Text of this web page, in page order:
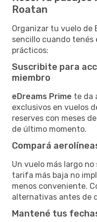
Roatan
Organizar tu vuelo de
sencillo cuando
prácticos:
Suscribite para
miembro
eDreams Prime te da
exclusivos en vuelos
reserves con meses
de último momento.
Compará
Un vuelo más largo no
tarifa más baja no
menos conveniente.
alternativas antes de
Mantené tus